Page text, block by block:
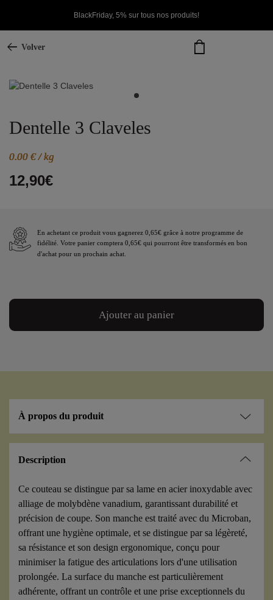
BlackFriday, 5% sur tous nos produits!
Volver
Dentelle 3 Claveles
0.00 € / kg
12,90€
En achetant ce produit vous gagnerez 0,65€ grâce à notre programme de
fidélité. Votre panier comptera 0,65€ qui pourront être transformés en bon
d'achat pour un prochain achat.
Ajouter au panier
À propos du produit
Description
Ce couteau se distingue par sa lame en acier inoxydable avec
alliage de molybdène vanadium, garantissant durabilité et
précision de coupe. Son manche est traité avec du Microban,
offrant une hygiène optimale, et se distingue par sa légèreté,
sa résistance et son design ergonomique, conçu pour
minimiser la fatigue des articulations lors d'une utilisation
prolongée. La surface du manche est particulièrement
adhérente, offrant un contrôle et une prise exceptionnels du